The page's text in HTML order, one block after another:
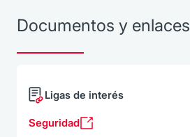
Documentos y enlaces
Ligas de interés
Seguridad